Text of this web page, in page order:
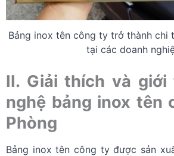
Bảng inox tên công ty trở thành chi
tại các doanh
II. Giải thích và giới
nghệ bảng inox tên
Phòng
Bảng inox tên công ty được sản